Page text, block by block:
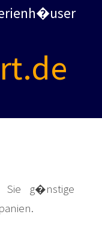
Sie g�nstige